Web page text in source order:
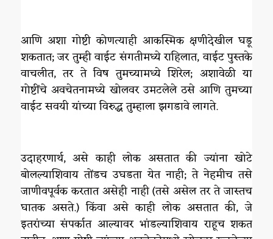
आणि अशा गोष्टी कोणत्याही आकस्मिक क्षणीदेखील घडू
शकतात; जर तुम्ही वाईट संगतीमध्ये राहिलात, वाईट पुस्तके
वाचलीत, तर ते विष तुमच्यामध्ये शिरेल; अशावेळी या
गोष्टींचे अवचेतनामध्ये खोलवर उमटलेले ठसे आणि तुमच्या
वाईट सवयी यांच्या विरुद्ध तुम्हाला झगडावे लागते.
उदाहरणार्थ, असे काही लोक असतात की ज्यांना खोटे
बोलल्याशिवाय तोंडच उघडता येत नाही; ते नेहमीच तसे
जाणीवपूर्वक करतात असेही नाही (तसे असेल तर ते जास्तच
घातक असते.) किंवा असे काही लोक असतात की, जे
इतरांच्या संपर्कात आल्यावर भांडल्याशिवाय राहूच शकत